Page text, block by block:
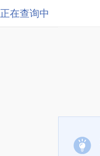
正在查询中